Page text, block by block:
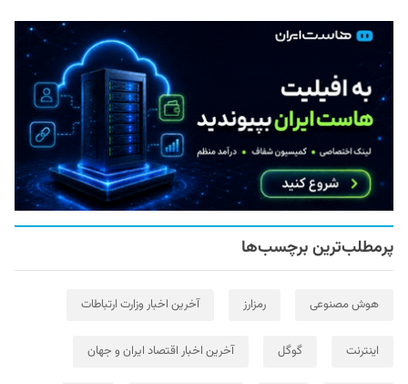
پرمطلب‌ترین برچسب‌ها
هوش مصنوعی رمزارز آخرین اخبار وزارت ارتباطات
اینترنت گوگل آخرین اخبار اقتصاد ایران و جهان